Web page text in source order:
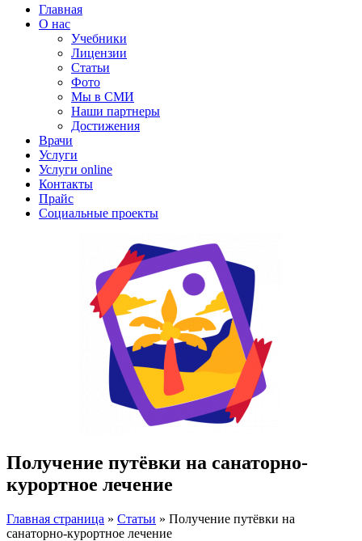
Главная
О нас
Учебники
Лицензии
Статьи
Фото
Мы в СМИ
Наши партнеры
Достижения
Врачи
Услуги
Услуги online
Контакты
Прайс
Социальные проекты
Получение путёвки на санаторно-
курортное лечение
Главная страница » Статьи » Получение путёвки на
санаторно-курортное лечение